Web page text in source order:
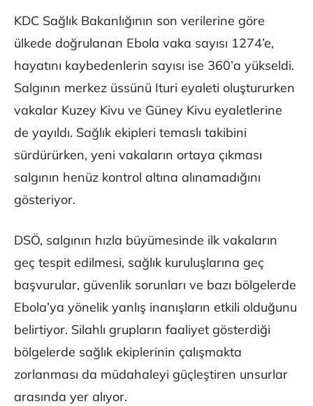
KDC Sağlık Bakanlığının son verilerine göre
ülkede doğrulanan Ebola vaka sayısı 1274’e,
hayatını kaybedenlerin sayısı ise 360’a yükseldi.
Salgının merkez üssünü Ituri eyaleti oluştururken
vakalar Kuzey Kivu ve Güney Kivu eyaletlerine
de yayıldı. Sağlık ekipleri temaslı takibini
sürdürürken, yeni vakaların ortaya çıkması
salgının henüz kontrol altına alınamadığını
gösteriyor.
DSÖ, salgının hızla büyümesinde ilk vakaların
geç tespit edilmesi, sağlık kuruluşlarına geç
başvurular, güvenlik sorunları ve bazı bölgelerde
Ebola’ya yönelik yanlış inanışların etkili olduğunu
belirtiyor. Silahlı grupların faaliyet gösterdiği
bölgelerde sağlık ekiplerinin çalışmakta
zorlanması da müdahaleyi güçleştiren unsurlar
arasında yer alıyor.